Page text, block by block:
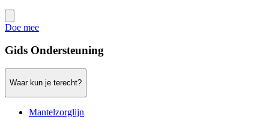
Doe mee
Gids Ondersteuning
Waar kun je terecht?
Mantelzorglijn